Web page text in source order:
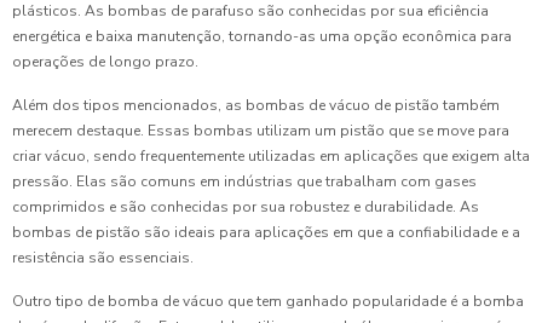
plásticos. As bombas de parafuso são conhecidas por sua eficiência
energética e baixa manutenção, tornando-as uma opção econômica para
operações de longo prazo.
Além dos tipos mencionados, as bombas de vácuo de pistão também
merecem destaque. Essas bombas utilizam um pistão que se move para
criar vácuo, sendo frequentemente utilizadas em aplicações que exigem alta
pressão. Elas são comuns em indústrias que trabalham com gases
comprimidos e são conhecidas por sua robustez e durabilidade. As
bombas de pistão são ideais para aplicações em que a confiabilidade e a
resistência são essenciais.
Outro tipo de bomba de vácuo que tem ganhado popularidade é a bomba